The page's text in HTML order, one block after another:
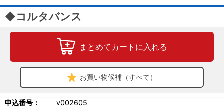
◆コルタバンス
まとめてカートに入れる
お買い物候補（すべて）
申込番号：
v002605